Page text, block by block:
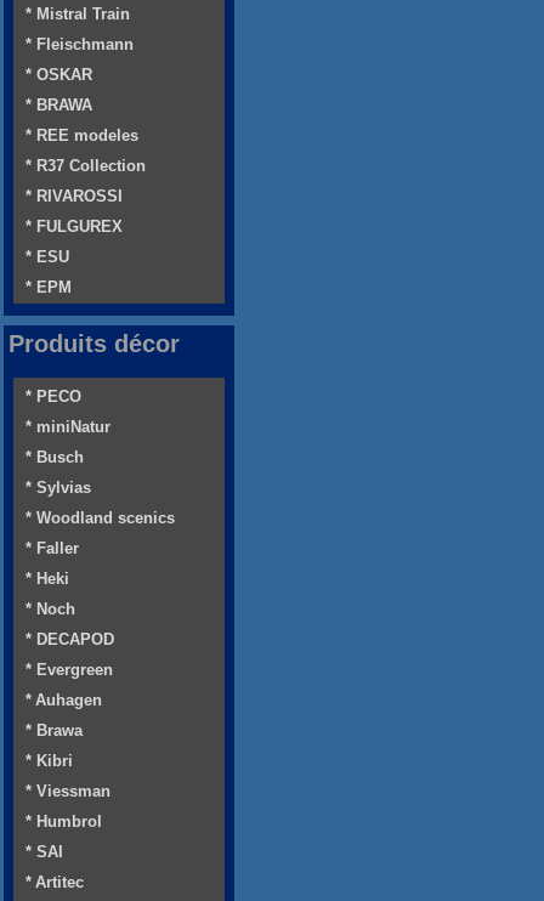
* Mistral Train
* Fleischmann
* OSKAR
* BRAWA
* REE modeles
* R37 Collection
* RIVAROSSI
* FULGUREX
* ESU
* EPM
Produits décor
* PECO
* miniNatur
* Busch
* Sylvias
* Woodland scenics
* Faller
* Heki
* Noch
* DECAPOD
* Evergreen
* Auhagen
* Brawa
* Kibri
* Viessman
* Humbrol
* SAI
* Artitec